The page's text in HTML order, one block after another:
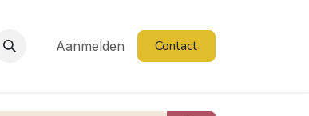
Aanmelden Contact